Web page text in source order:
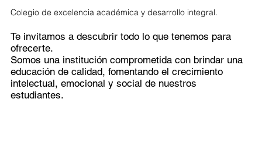
Te invitamos a descubrir todo lo que tenemos para
ofrecerte.
Somos una institución comprometida con brindar una
educación de calidad, fomentando el crecimiento
intelectual, emocional y social de nuestros
estudiantes.
Colegio de excelencia académica y desarrollo integral.